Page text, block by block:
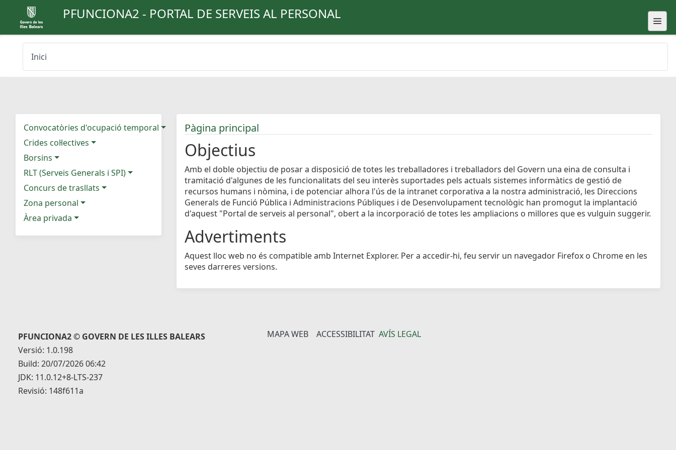
PFUNCIONA2 - PORTAL DE SERVEIS AL PERSONAL
Inici
Convocatòries d'ocupació temporal
Crides col·lectives
Borsins
RLT (Serveis Generals i SPI)
Concurs de trasllats
Zona personal
Àrea privada
Pàgina principal
Objectius
Amb el doble objectiu de posar a disposició de totes les treballadores i treballadors del Govern una eina de consulta i
tramitació d'algunes de les funcionalitats del seu interès suportades pels actuals sistemes informàtics de gestió de
recursos humans i nòmina, i de potenciar alhora l'ús de la intranet corporativa a la nostra administració, les Direccions
Generals de Funció Pública i Administracions Públiques i de Desenvolupament tecnològic han promogut la implantació
d'aquest "Portal de serveis al personal", obert a la incorporació de totes les ampliacions o millores que es vulguin suggerir.
Advertiments
Aquest lloc web no és compatible amb Internet Explorer. Per a accedir-hi, feu servir un navegador Firefox o Chrome en les
seves darreres versions.
PFUNCIONA2 © GOVERN DE LES ILLES BALEARS
Versió: 1.0.198
Build: 20/07/2026 06:42
JDK: 11.0.12+8-LTS-237
Revisió: 148f611a
MAPA WEB ACCESSIBILITAT AVÍS LEGAL